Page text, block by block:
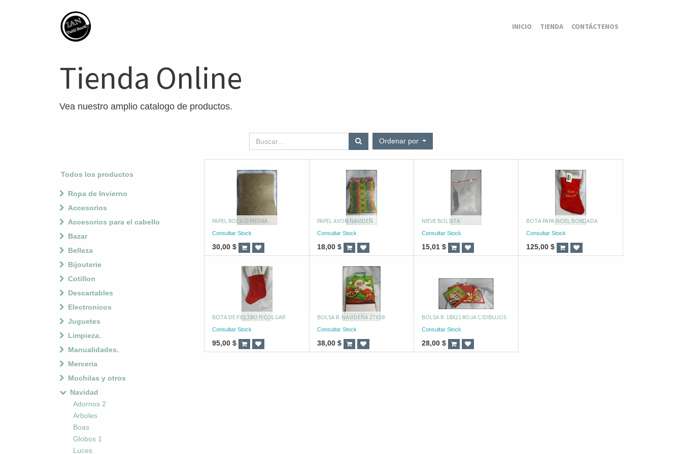
INICIO TIENDA CONTÁCTENOS
Tienda Online
Vea nuestro amplio catalogo de productos.
Ordenar por
Todos los productos
Ropa de Invierno
Accesorios
Accesorios para el cabello
Bazar
Belleza
Bijouterie
Cotillon
Descartables
Electronicos
Juguetes
Limpieza.
Manualidades.
Merceria
Mochilas y otros
Navidad
Adornos 2
Arboles
Boas
Globos 1
Luces
PAPEL ROCA O PIEDRA
Consultar Stock
30,00 $
PAPEL AVON NAVIDEÑ
Consultar Stock
18,00 $
NIEVE BOLSITA
Consultar Stock
15,01 $
BOTA PAPA NOEL BORDADA
Consultar Stock
125,00 $
BOTA DE FIELTRO P/COLGAR
Consultar Stock
95,00 $
BOLSA R. NAVIDEÑA 27X38
Consultar Stock
38,00 $
BOLSA R. 18X21 ROJA C/DIBUJOS
Consultar Stock
28,00 $